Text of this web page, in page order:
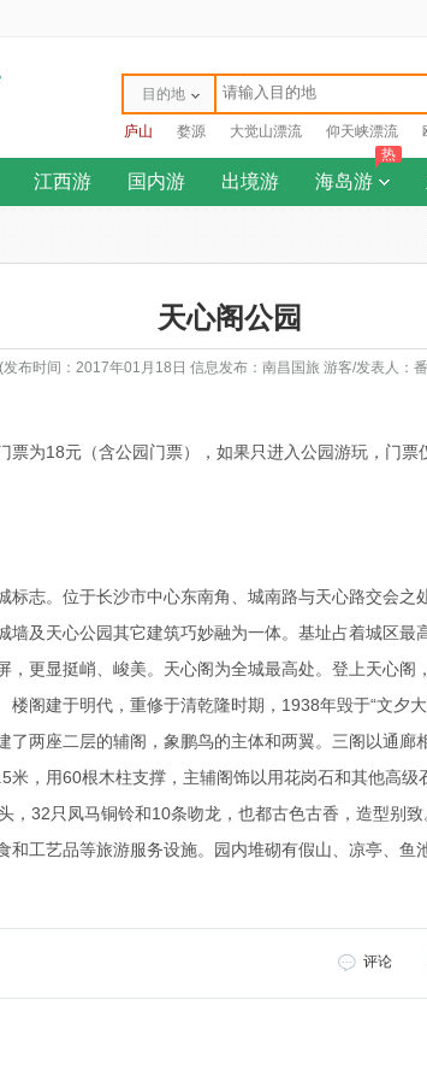
目的地
庐山 婺源 大觉山漂流 仰天峡漂流
江西游 国内游 出境游 海岛游
热
天心阁公园
(发布时间：2017年01月18日 信息发布：南昌国旅 游客/发表人：
为18元（含公园门票），如果只进入公园游玩，门票
标志。位于长沙市中心东南角、城南路与天心路交会
墙及天心公园其它建筑巧妙融为一体。基址占着城区最
，更显挺峭、峻美。天心阁为全城最高处。登上天心
建于明代，重修于清乾隆时期，1938年毁于“文夕
了两座二层的辅阁，象鹏鸟的主体和两翼。三阁以通
米，用60根木柱支撑，主辅阁饰以用花岗石和其他高
，32只凤马铜铃和10条吻龙，也都古色古香，造型
和工艺品等旅游服务设施。园内堆砌有假山、凉亭、鱼
评论